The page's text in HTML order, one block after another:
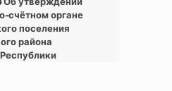
счётном органе
поселения
района